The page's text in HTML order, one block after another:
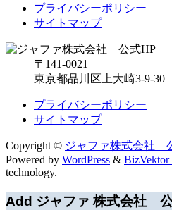
プライバシーポリシー
サイトマップ
〒141-0021
東京都品川区上大崎3-9-30
プライバシーポリシー
サイトマップ
Copyright © ジャファ株式会社
Powered by WordPress & BizVektor
technology.
Add ジャファ 株式会社